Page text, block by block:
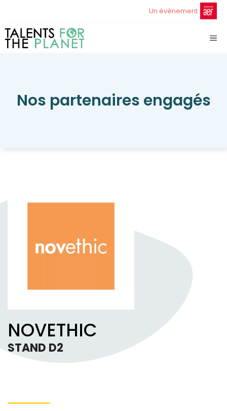
Un évènement
Nos partenaires engagés
NOVETHIC
STAND D2